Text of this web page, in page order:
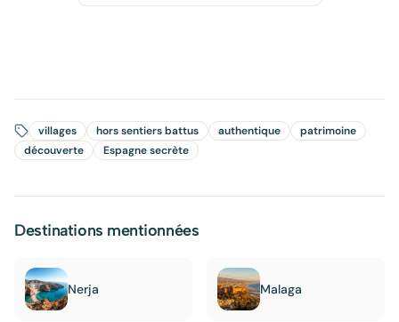
villages hors sentiers battus authentique
patrimoine
découverte
Espagne secrète
Destinations mentionnées
Nerja Malaga